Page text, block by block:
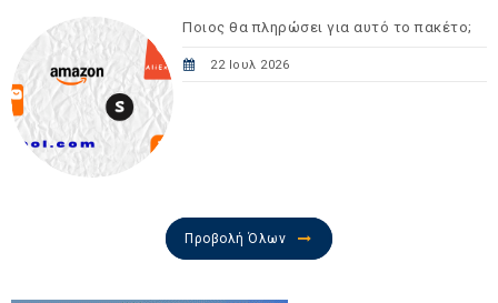
Ποιος θα πληρώσει για αυτό το πακέτο;
22 Ιουλ 2026
Προβολή Όλων